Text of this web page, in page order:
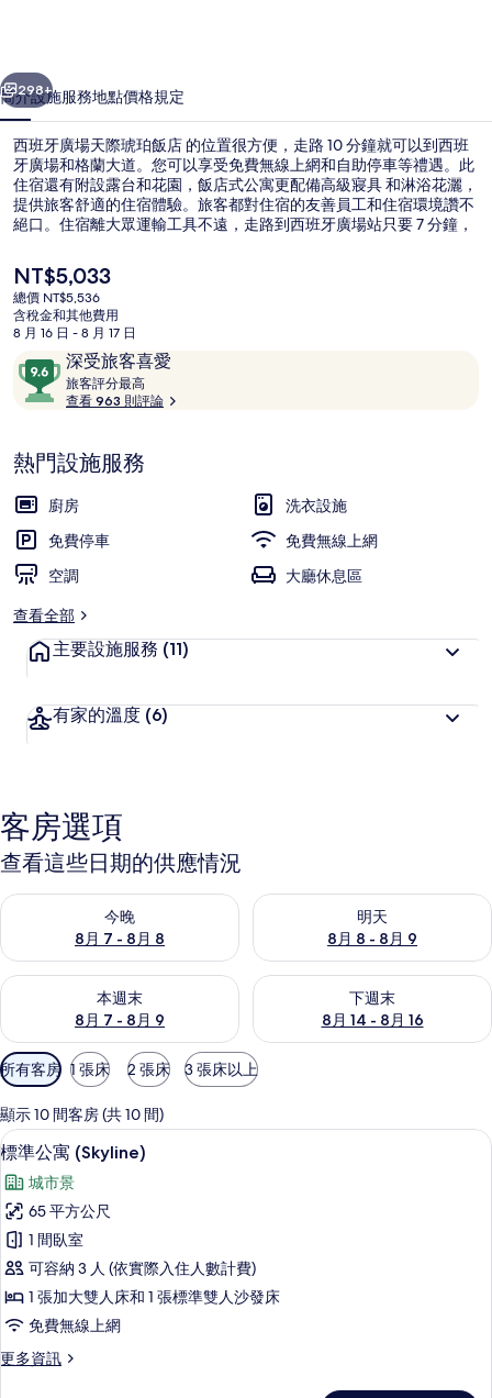
琥
珀
飯
店
的
相
片
集
個 下一個
298+
簡介設施服務地點價格規定
西班牙廣場天際琥珀飯店 的位置很方便，走路 10 分鐘就可以到西班
牙廣場和格蘭大道。您可以享受免費無線上網和自助停車等禮遇。此
住宿還有附設露台和花園，飯店式公寓更配備高級寢具 和淋浴花灑，
提供旅客舒適的住宿體驗。旅客都對住宿的友善員工和住宿環境讚不
絕口。住宿離大眾運輸工具不遠，走路到西班牙廣場站只要 7 分鐘，
目
前
的
價
是
NT$5,033
NT$5,033
總價 NT$5,536
含稅金和其他費用
8 月 16 日 - 8 月 17 日
評
論
深受旅客喜愛
9.6
分，
滿
10，
深
受
旅
客
喜
旅客評分最高
客
查看 963 則評論
熱門設施服務
廚房
洗衣設施
免費停車
免費無線上網
空調
大廳休息區
查看全部
主要設施服務 (11)
有家的溫度 (6)
客房選項
查看這些日期的供應情況
今晚
8月 7 - 8月 8
查看今晚 (8月 7 - 8月 8) 的供應情況
明天
8月 8 - 8月 9
查看明天 (8月 8 - 8月 9) 的供
本週末
8月 7 - 8月 9
查看本週末 (8月 7 - 8月 9) 的供應情況
下週末
8月 14 - 8月 16
查看下週末 (8月 14 - 8月 16)
可
用
的
客
房
篩
選
條
件
所有客房 1 張床 2 張床 3 張床以上
顯示 10 間客房 (共 10 間)
顯
示
標
準
公
寓
(Skyline)
的
所
標準公寓 (Skyline) | 起居區 | 32-吋平
22
標準公寓 (Skyline)
城市景
65 平方公尺
1 間臥室
可容納 3 人 (依實際入住人數計費)
1 張加大雙人床和 1 張標準雙人沙發床
免費無線上網
更多資訊
更